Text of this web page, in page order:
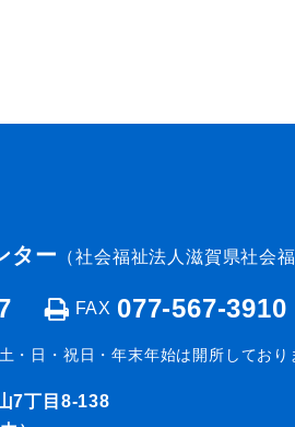
ター （社会福祉法人滋賀県社会
FAX 077-567-3910
土・日・祝日・年末年始は開所しており
7丁目8-138